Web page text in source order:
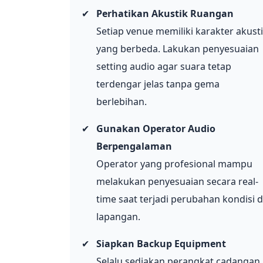
✔
Perhatikan Akustik Ruangan
Setiap venue memiliki karakter
yang berbeda. Lakukan penyesuaian
setting audio agar suara tetap
terdengar jelas tanpa gema
berlebihan.
✔
Gunakan Operator Audio
Berpengalaman
Operator yang profesional mampu
melakukan penyesuaian secara real-
time saat terjadi perubahan kondisi
lapangan.
✔
Siapkan Backup Equipment